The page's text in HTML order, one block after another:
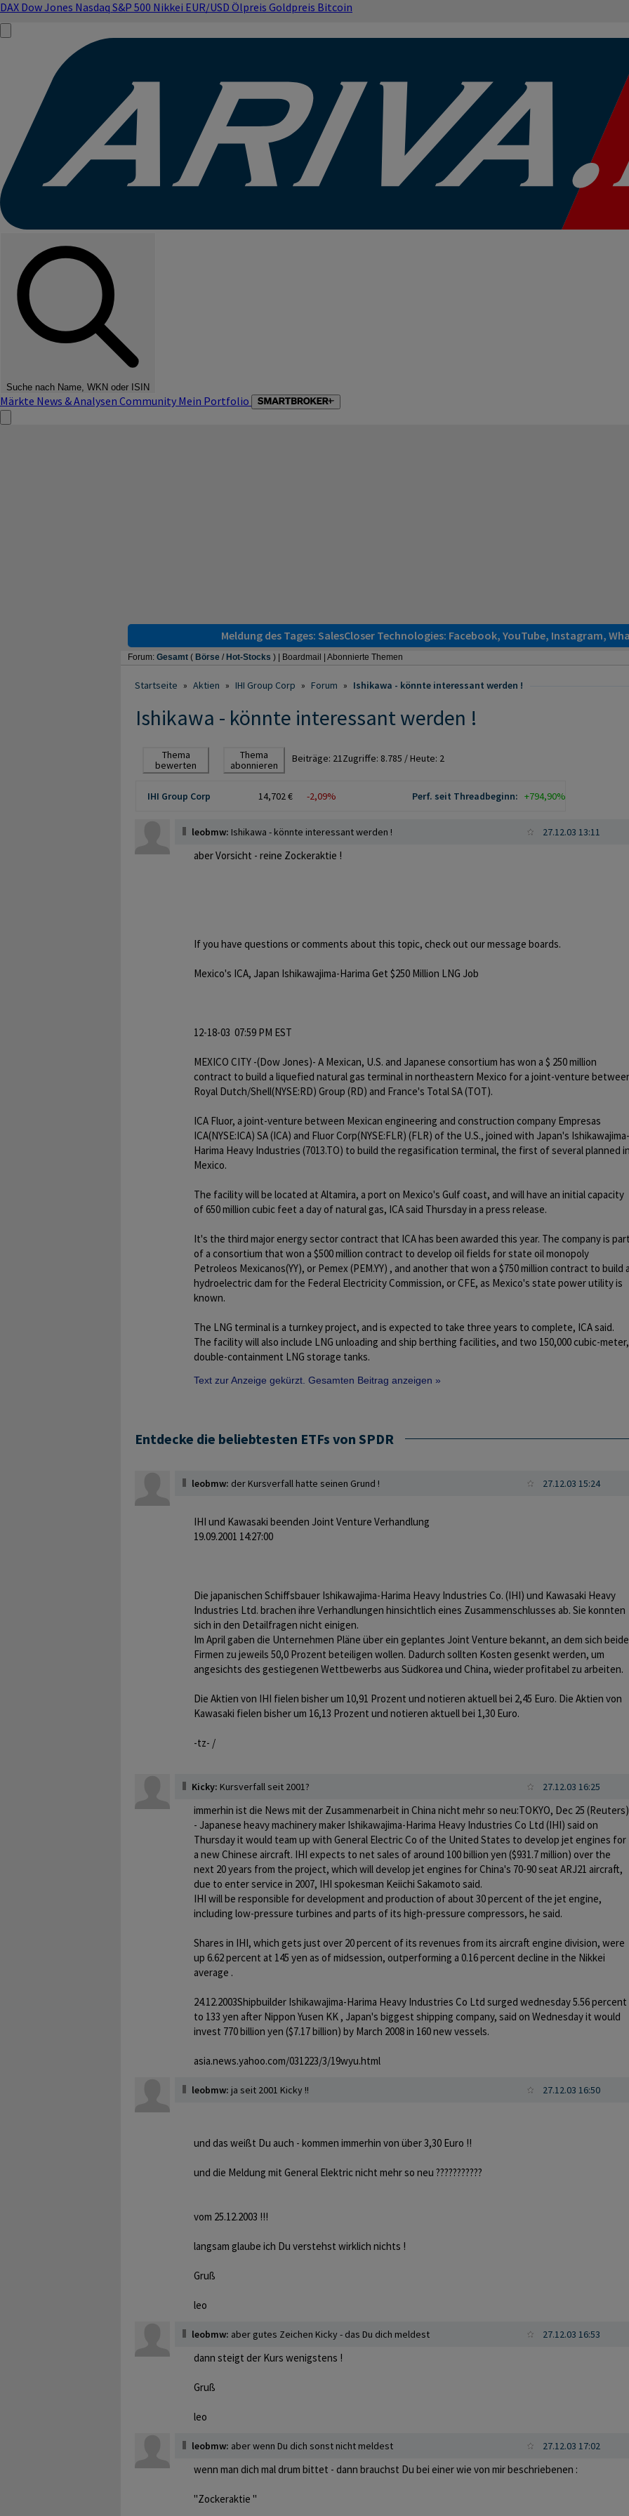
DAX Dow Jones Nasdaq S&P 500 Nikkei EUR/USD Ölpreis Goldpreis Bitcoin
Suche nach Name, WKN oder ISIN
Märkte News & Analysen Community Mein Portfolio
Meldung des Tages: SalesCloser Technologies: Facebook, YouTube, Instagram,
Forum: Gesamt ( Börse /Hot-Stocks ) | Boardmail | Abonnierte Themen
Startseite » Aktien » IHI Group Corp » Forum » Ishikawa - könnte interessant werden !
Ishikawa - könnte interessant werden !
Thema
bewerten
Thema
abonnieren
Beiträge: 21Zugriffe: 8.785 / Heute: 2
IHI Group Corp 14,702 € -2,09% Perf. seit Threadbeginn: +794,90%
leobmw: Ishikawa - könnte interessant werden ! 27.12.03 13:11
aber Vorsicht - reine Zockeraktie !
If you have questions or comments about this topic, check out our message boards.
Mexico's ICA, Japan Ishikawajima-Harima Get $250 Million LNG Job
12-18-03 07:59 PM EST
MEXICO CITY -(Dow Jones)- A Mexican, U.S. and Japanese consortium has won a $ 250 million
contract to build a liquefied natural gas terminal in northeastern Mexico for a joint-venture
Royal Dutch/Shell(NYSE:RD) Group (RD) and France's Total SA (TOT).
ICA Fluor, a joint-venture between Mexican engineering and construction company Empresas
ICA(NYSE:ICA) SA (ICA) and Fluor Corp(NYSE:FLR) (FLR) of the U.S., joined with Japan's Ishikawajima-
Harima Heavy Industries (7013.TO) to build the regasification terminal, the first of several planned in
Mexico.
The facility will be located at Altamira, a port on Mexico's Gulf coast, and will have an initial capacity
of 650 million cubic feet a day of natural gas, ICA said Thursday in a press release.
It's the third major energy sector contract that ICA has been awarded this year. The company is part
of a consortium that won a $500 million contract to develop oil fields for state oil monopoly
Petroleos Mexicanos(YY), or Pemex (PEM.YY) , and another that won a $750 million contract to build a
hydroelectric dam for the Federal Electricity Commission, or CFE, as Mexico's state power utility is
known.
The LNG terminal is a turnkey project, and is expected to take three years to complete, ICA said.
The facility will also include LNG unloading and ship berthing facilities, and two 150,000 cubic-meter,
double-containment LNG storage tanks.
Text zur Anzeige gekürzt. Gesamten Beitrag anzeigen »
Entdecke die beliebtesten ETFs von SPDR
leobmw: der Kursverfall hatte seinen Grund ! 27.12.03 15:24
IHI und Kawasaki beenden Joint Venture Verhandlung
19.09.2001 14:27:00
Die japanischen Schiffsbauer Ishikawajima-Harima Heavy Industries Co. (IHI) und Kawasaki Heavy
Industries Ltd. brachen ihre Verhandlungen hinsichtlich eines Zusammenschlusses ab. Sie konnten
sich in den Detailfragen nicht einigen.
Im April gaben die Unternehmen Pläne über ein geplantes Joint Venture bekannt, an dem sich beide
Firmen zu jeweils 50,0 Prozent beteiligen wollen. Dadurch sollten Kosten gesenkt werden, um
angesichts des gestiegenen Wettbewerbs aus Südkorea und China, wieder profitabel zu arbeiten.
Die Aktien von IHI fielen bisher um 10,91 Prozent und notieren aktuell bei 2,45 Euro. Die Aktien von
Kawasaki fielen bisher um 16,13 Prozent und notieren aktuell bei 1,30 Euro.
-tz- /
Kicky: Kursverfall seit 2001? 27.12.03 16:25
immerhin ist die News mit der Zusammenarbeit in China nicht mehr so neu:TOKYO, Dec 25 (Reuters)
- Japanese heavy machinery maker Ishikawajima-Harima Heavy Industries Co Ltd (IHI) said on
Thursday it would team up with General Electric Co of the United States to develop jet engines for
a new Chinese aircraft. IHI expects to net sales of around 100 billion yen ($931.7 million) over the
next 20 years from the project, which will develop jet engines for China's 70-90 seat ARJ21 aircraft,
due to enter service in 2007, IHI spokesman Keiichi Sakamoto said.
IHI will be responsible for development and production of about 30 percent of the jet engine,
including low-pressure turbines and parts of its high-pressure compressors, he said.
Shares in IHI, which gets just over 20 percent of its revenues from its aircraft engine division, were
up 6.62 percent at 145 yen as of midsession, outperforming a 0.16 percent decline in the Nikkei
average .
24.12.2003Shipbuilder Ishikawajima-Harima Heavy Industries Co Ltd surged wednesday 5.56 percent
to 133 yen after Nippon Yusen KK , Japan's biggest shipping company, said on Wednesday it would
invest 770 billion yen ($7.17 billion) by March 2008 in 160 new vessels.
asia.news.yahoo.com/031223/3/19wyu.html
leobmw: ja seit 2001 Kicky !! 27.12.03 16:50
und das weißt Du auch - kommen immerhin von über 3,30 Euro !!
und die Meldung mit General Elektric nicht mehr so neu ???????????
vom 25.12.2003 !!!
langsam glaube ich Du verstehst wirklich nichts !
Gruß
leo
leobmw: aber gutes Zeichen Kicky - das Du dich meldest 27.12.03 16:53
dann steigt der Kurs wenigstens !
Gruß
leo
leobmw: aber wenn Du dich sonst nicht meldest 27.12.03 17:02
wenn man dich mal drum bittet - dann brauchst Du bei einer wie von mir beschriebenen :
"Zockeraktie "